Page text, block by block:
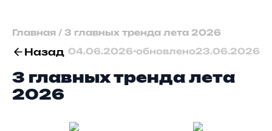
Главная / 3 главных тренда лета 2026
Назад 04.06.2026•обновлено23.06.2026
3 главных тренда лета
2026